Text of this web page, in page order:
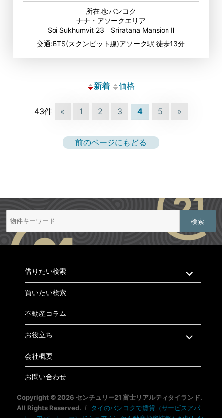
所在地:バンコク
ナナ・アソークエリア
Soi Sukhumvit 23 Sriratana Mansion Ⅱ
交通:BTS(スクンビット線)アソーク駅 徒歩13分
新着 価格
43件 « 1 2 3 4 5 »
前のページにもどる
検
索:
借りたい検索 expand
child
menu
買いたい検索
不動産コラム
お役立ち expand
child
menu
会社概要
お問い合わせ
Copyright © 2026 センチュリー21 富士リアルティタイランド.
All Rights Reserved.
タイのバンコクで賃貸（サービスアパ